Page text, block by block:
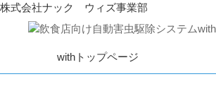
株式会社ナック ウィズ事業部
withトップページ